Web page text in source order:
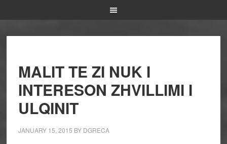
MALIT TE ZI NUK I
INTERESON ZHVILLIMI I
ULQINIT
JANUARY 15, 2015 BY DGRECA